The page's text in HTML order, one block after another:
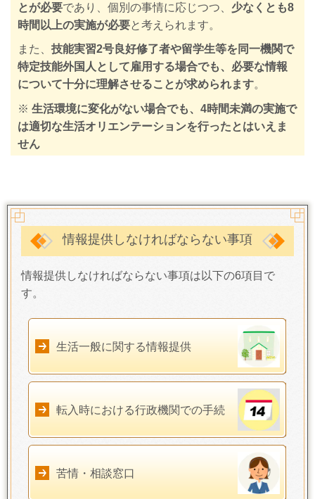
とが必要であり、個別の事情に応じつつ、 少なくとも8
時間以上の実施が必要と考えられます。
また、 技能実習2号良好修了者や留学生等を同一機関で
特定技能外国人として雇用する場合でも、必要な情報
について十分に理解させることが求められます。
※ 生活環境に変化がない場合でも、4時間未満の実施で
は適切な生活オリエンテーションを行ったとはいえま
せん
情報提供しなければならない事項
情報提供しなければならない事項は以下の6項目で
す。
生活一般に関する情報提供
転入時における行政機関での手続
苦情・相談窓口